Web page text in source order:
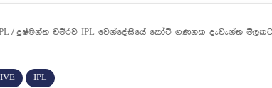
/ දුෂ්මන්ත චමීරව IPL වෙන්දේසියේ කෝටි ගණනක දැවැන්ත
IPL